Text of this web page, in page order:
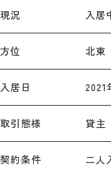
現況 入居
方位 北東
入居日 2021
取引態様 貸主
契約条件 二人